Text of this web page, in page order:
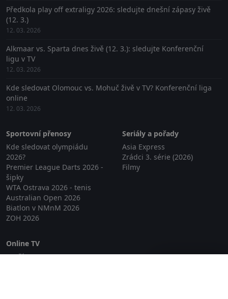
Předkola play off extraligy 2026: sledujte dnešní zápasy živě
(12. 3.)
12. 03. 2026
Alkmaar vs. Sparta dnes živě (12. 3.): sledujte Konferenční
ligu v TV
12. 03. 2026
Kde sledovat Olomouc vs. Mohuč živě v TV? Konferenční liga
online
12. 03. 2026
Sportovní přenosy
Kde sledovat olympiádu
2026?
Premier League Darts 2026 -
šipky
WTA Ostrava 2026 - tenis
Australian Open 2026
Biatlon v NMnM 2026
ZOH 2026
Seriály a pořady
Asia Express
Zrádci 3. série (2026)
Filmy
Online TV
Lepší.TV